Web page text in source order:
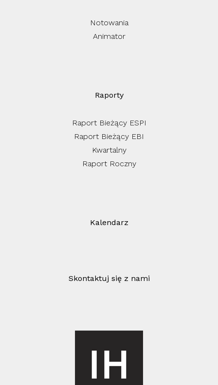
Notowania
Animator
Raporty
Raport Bieżący ESPI
Raport Bieżący EBI
Kwartalny
Raport Roczny
Kalendarz
Skontaktuj się z nami